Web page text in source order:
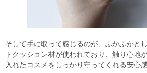
そして手に取って感じるのが、ふかふかと
トクッション材が使われており、触り心地
入れたコスメをしっかり守ってくれる安心